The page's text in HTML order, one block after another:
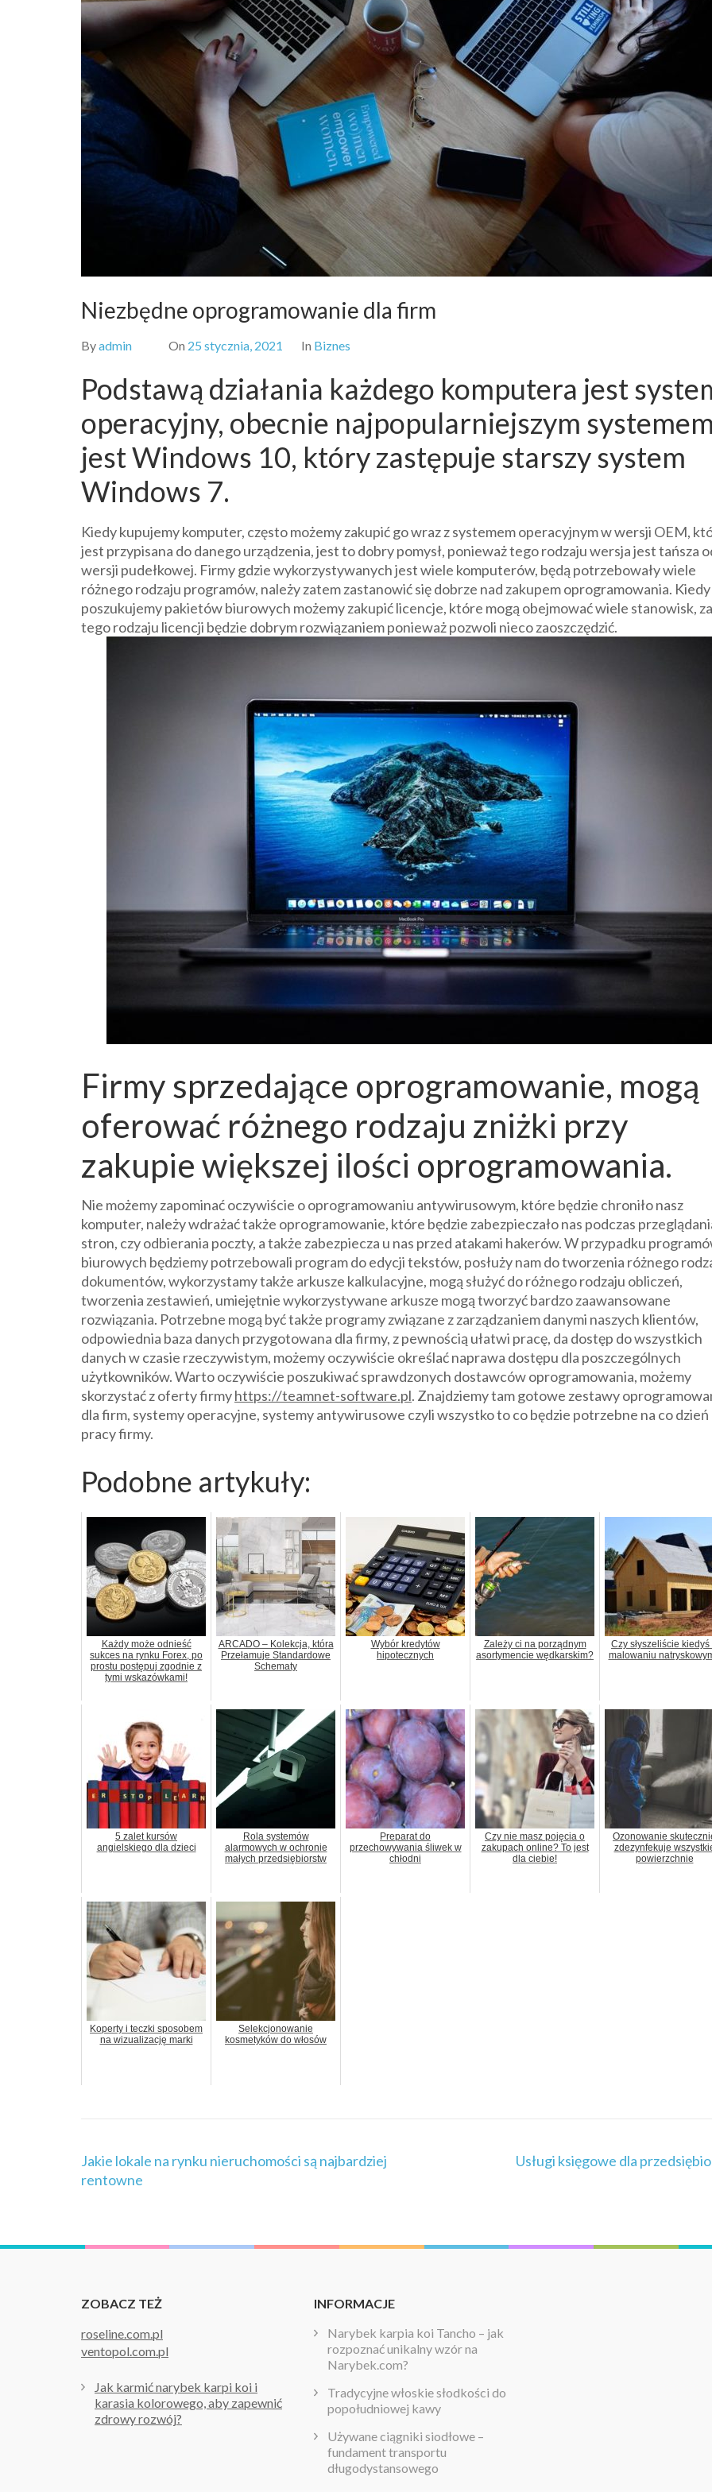
Niezbędne oprogramowanie dla firm
Byadmin On 25 stycznia, 2021 In Biznes
Podstawą działania każdego komputera jest
operacyjny, obecnie najpopularniejszym
jest Windows 10, który zastępuje starszy system
Windows 7.
Kiedy kupujemy komputer, często możemy zakupić go wraz z systemem operacyjnym w wersji OEM,
jest przypisana do danego urządzenia, jest to dobry pomysł, ponieważ tego rodzaju wersja jest tańsza
wersji pudełkowej. Firmy gdzie wykorzystywanych jest wiele komputerów, będą potrzebowały wiele
różnego rodzaju programów, należy zatem zastanowić się dobrze nad zakupem oprogramowania. Kiedy
poszukujemy pakietów biurowych możemy zakupić licencje, które mogą obejmować wiele stanowisk,
tego rodzaju licencji będzie dobrym rozwiązaniem ponieważ pozwoli nieco zaoszczędzić.
Firmy sprzedające oprogramowanie, mogą
oferować różnego rodzaju zniżki przy
zakupie większej ilości oprogramowania.
Nie możemy zapominać oczywiście o oprogramowaniu antywirusowym, które będzie chroniło nasz
komputer, należy wdrażać także oprogramowanie, które będzie zabezpieczało nas podczas
stron, czy odbierania poczty, a także zabezpiecza u nas przed atakami hakerów. W przypadku
biurowych będziemy potrzebowali program do edycji tekstów, posłuży nam do tworzenia różnego
dokumentów, wykorzystamy także arkusze kalkulacyjne, mogą służyć do różnego rodzaju obliczeń,
tworzenia zestawień, umiejętnie wykorzystywane arkusze mogą tworzyć bardzo zaawansowane
rozwiązania. Potrzebne mogą być także programy związane z zarządzaniem danymi naszych klientów,
odpowiednia baza danych przygotowana dla firmy, z pewnością ułatwi pracę, da dostęp do wszystkich
danych w czasie rzeczywistym, możemy oczywiście określać naprawa dostępu dla poszczególnych
użytkowników. Warto oczywiście poszukiwać sprawdzonych dostawców oprogramowania, możemy
skorzystać z oferty firmyhttps://teamnet-software.pl. Znajdziemy tam gotowe zestawy
dla firm, systemy operacyjne, systemy antywirusowe czyli wszystko to co będzie potrzebne na co dzień
pracy firmy.
Podobne artykuły:
Każdy może odnieść
sukces na rynku Forex, po
prostu postępuj zgodnie z
tymi wskazówkami!
ARCADO – Kolekcja, która
Przełamuje Standardowe
Schematy
Wybór kredytów
hipotecznych
Zależy ci na porządnym
asortymencie wędkarskim?
Czy słyszeliście kiedyś
malowaniu
5 zalet kursów
angielskiego dla dzieci
Rola systemów
alarmowych w ochronie
małych przedsiębiorstw
Preparat do
przechowywania śliwek w
chłodni
Czy nie masz pojęcia o
zakupach online? To jest
dla ciebie!
Ozonowanie
zdezynfekuje
powierzchnie
Koperty i teczki sposobem
na wizualizację marki
Selekcjonowanie
kosmetyków do włosów
Nawigacja
wpisu
Jakie lokale na rynku nieruchomości są najbardziej
rentowne
Usługi księgowe dla
ZOBACZ TEŻ
roseline.com.pl
ventopol.com.pl
Jak karmić narybek karpi koi i
karasia kolorowego, aby zapewnić
zdrowy rozwój?
INFORMACJE
Narybek karpia koi Tancho – jak
rozpoznać unikalny wzór na
Narybek.com?
Tradycyjne włoskie słodkości do
popołudniowej kawy
Używane ciągniki siodłowe –
fundament transportu
długodystansowego